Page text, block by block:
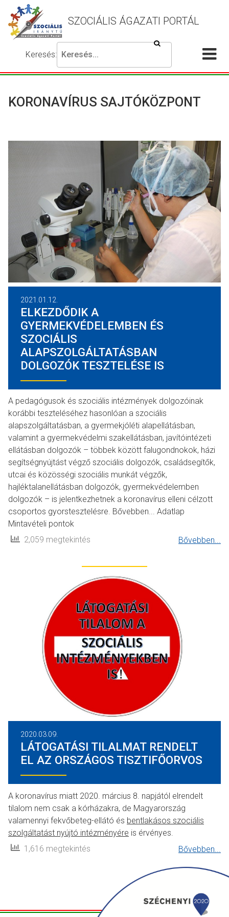
SZOCIÁLIS ÁGAZATI PORTÁL
Keresés:
Írja
be
keresni
kívánt
nyomja
meg
a
keresés
gombot.
Keresés
beállítások
KORONAVÍRUS SAJTÓKÖZPONT
2021.01.12.
ELKEZDŐDIK A
GYERMEKVÉDELEMBEN ÉS
SZOCIÁLIS
ALAPSZOLGÁLTATÁSBAN
DOLGOZÓK TESZTELÉSE IS
A pedagógusok és szociális intézmények dolgozóinak
korábbi teszteléséhez hasonlóan a szociális
alapszolgáltatásban, a gyermekjóléti alapellátásban,
valamint a gyermekvédelmi szakellátásban, javítóintézeti
ellátásban dolgozók – többek között falugondnokok, házi
segítségnyújtást végző szociális dolgozók, családsegítők,
utcai és közösségi szociális munkát végzők,
hajléktalanellátásban dolgozók, gyermekvédelemben
dolgozók – is jelentkezhetnek a koronavírus elleni célzott
csoportos gyorstesztelésre. Bővebben... Adatlap
Mintavételi pontok
2,059 megtekintés
Bővebben...
2020.03.09.
LÁTOGATÁSI TILALMAT RENDELT
EL AZ ORSZÁGOS TISZTIFŐORVOS
A koronavírus miatt 2020. március 8. napjától elrendelt
tilalom nem csak a kórházakra, de Magyarország
valamennyi fekvőbeteg-ellátó és bentlakásos szociális
szolgáltatást nyújtó intézményére is érvényes.
1,616 megtekintés
Bővebben...